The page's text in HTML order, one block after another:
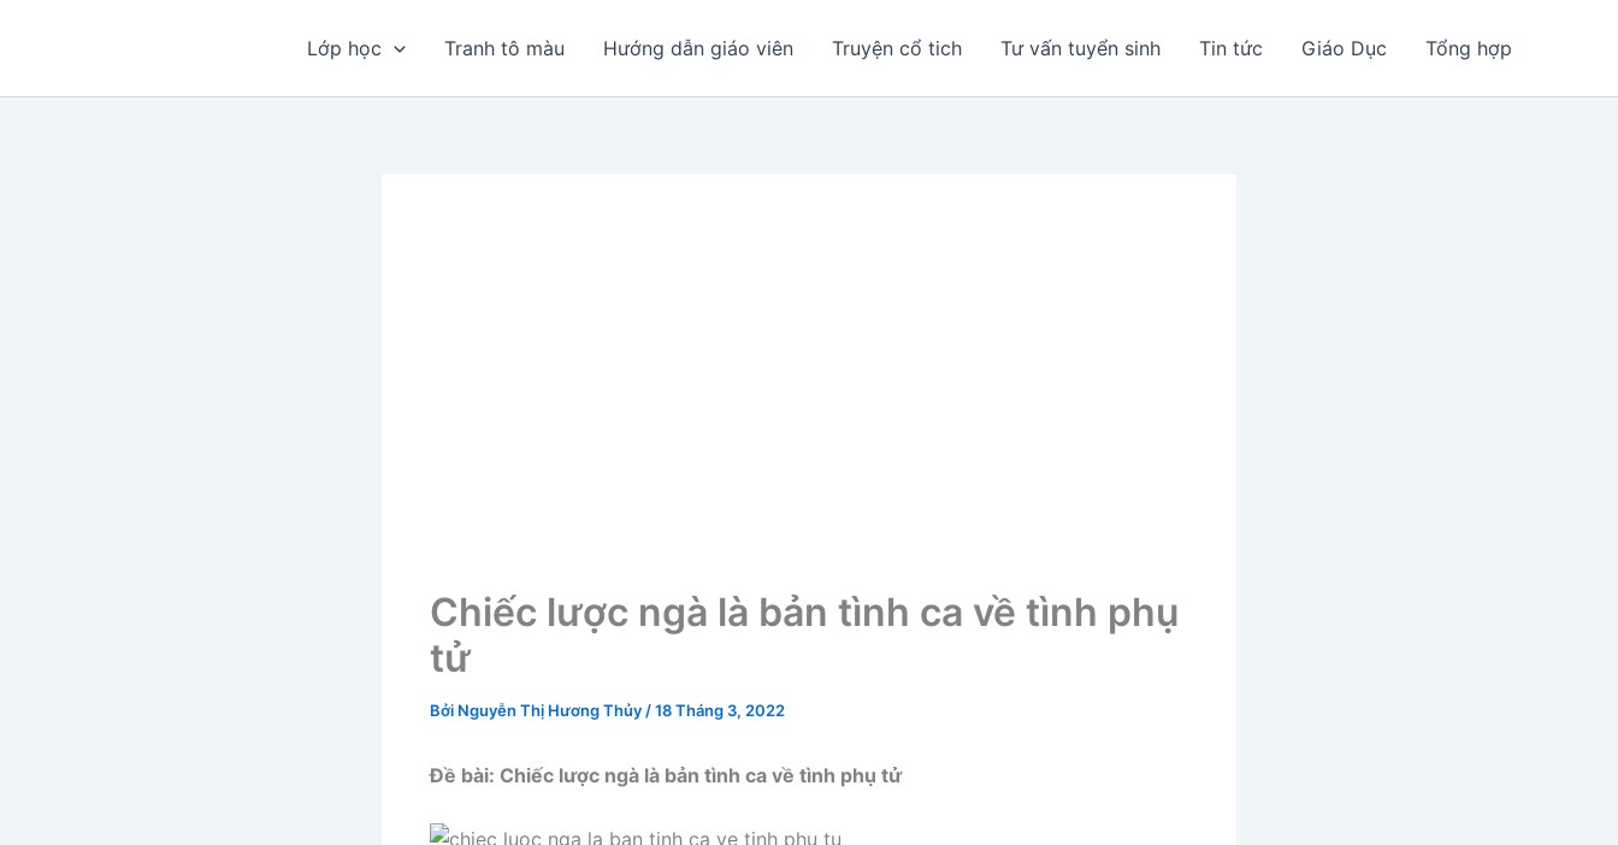
Lớp học Tranh tô màu Hướng dẫn giáo viên Truyện cổ tich Tư vấn tuyển sinh Tin tức Giáo Dục Tổng hợp
Chiếc lược ngà là bản tình ca về tình phụ
tử
Bởi Nguyễn Thị Hương Thủy /18 Tháng 3, 2022
Đề bài: Chiếc lược ngà là bản tình ca về tình phụ tử